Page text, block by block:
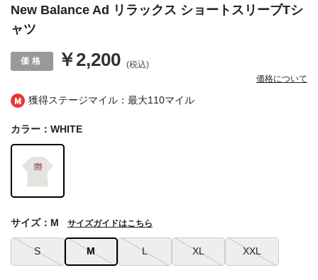
獲得ステージマイル：最大110マイル
New Balance Ad リラックス ショートスリーブTシ
ャツ
￥2,200 (税込)
価格について
カラー：WHITE
S M L XL XXL
サイズ：M サイズガイドはこちら